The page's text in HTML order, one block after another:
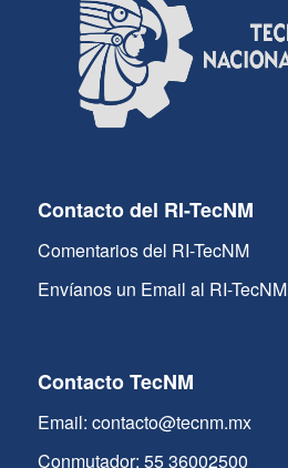
Contacto del RI-TecNM
Comentarios del RI-TecNM
Envíanos un Email al RI-TecNM
Contacto TecNM
Email: contacto@tecnm.mx
Conmutador: 55 36002500